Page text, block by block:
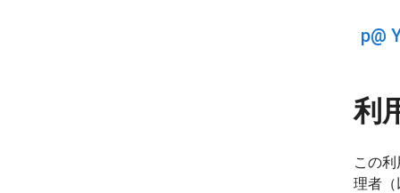
p@
利
この
理者